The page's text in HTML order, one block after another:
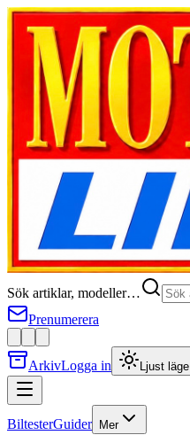
Sök artiklar, modeller…
Prenumerera
ArkivLogga in Ljust läge
BiltesterGuider Mer